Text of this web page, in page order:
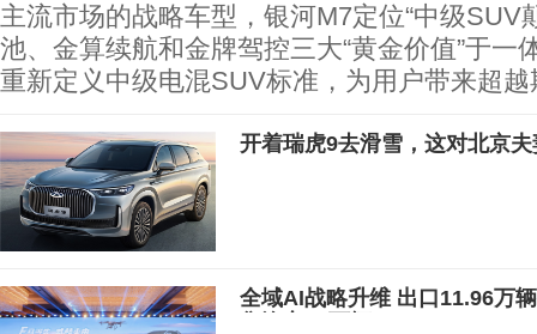
主流市场的战略车型，银河M7定位“中级SUV
池、金算续航和金牌驾控三大“黄金价值”于一
重新定义中级电混SUV标准，为用户带来超
开着瑞虎9去滑雪，这对北京
全域AI战略升维 出口11.96万